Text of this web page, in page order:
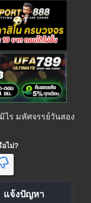
มิไร มหัศจรรย์วันสอง
ไม่?
แจ้งปัญหา